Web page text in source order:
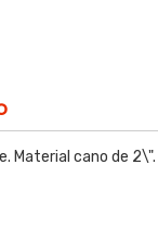
Material cano de